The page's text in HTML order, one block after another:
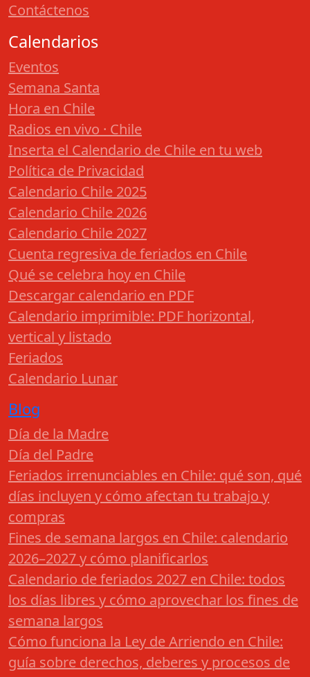
Contáctenos
Calendarios
Eventos
Semana Santa
Hora en Chile
Radios en vivo · Chile
Inserta el Calendario de Chile en tu web
Política de Privacidad
Calendario Chile 2025
Calendario Chile 2026
Calendario Chile 2027
Cuenta regresiva de feriados en Chile
Qué se celebra hoy en Chile
Descargar calendario en PDF
Calendario imprimible: PDF horizontal,
vertical y listado
Feriados
Calendario Lunar
Blog
Día de la Madre
Día del Padre
Feriados irrenunciables en Chile: qué son, qué
días incluyen y cómo afectan tu trabajo y
compras
Fines de semana largos en Chile: calendario
2026–2027 y cómo planificarlos
Calendario de feriados 2027 en Chile: todos
los días libres y cómo aprovechar los fines de
semana largos
Cómo funciona la Ley de Arriendo en Chile:
guía sobre derechos, deberes y procesos de